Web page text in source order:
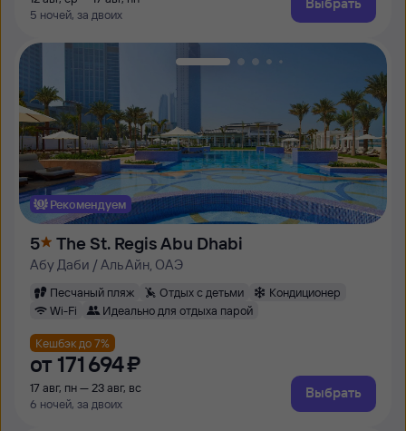
5 ночей, за двоих
Рекомендуем
5 The St. Regis Abu Dhabi
Абу Даби / Аль Айн, ОАЭ
Песчаный пляж Отдых с детьми
Кондиционер
Wi-Fi
Идеально для отдыха парой
Кешбэк до 7%
от 171 ⁠694 ⁠₽
17 авг, пн — 23 авг, вс
6 ночей, за двоих
Выбрать